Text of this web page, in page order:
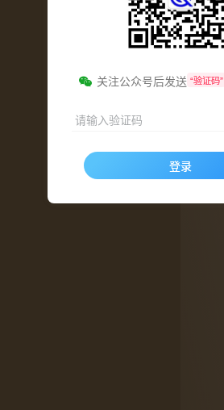
关注公众号后发送 “验证码”
请输入验证码
登录